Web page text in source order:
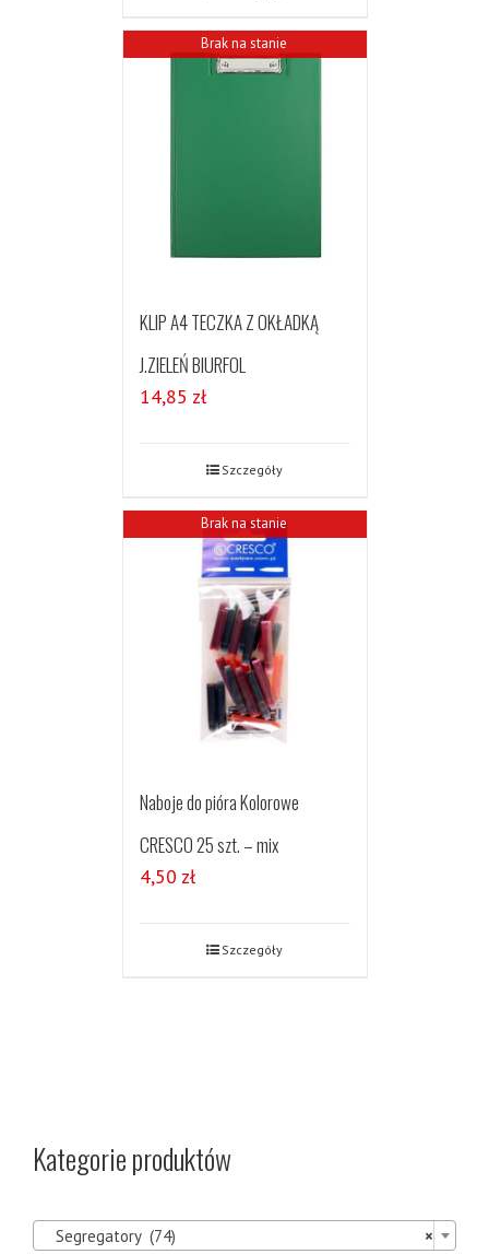
Brak na stanie
KLIP A4 TECZKA Z OKŁADKĄ
J.ZIELEŃ BIURFOL
14,85 zł
Szczegóły
Brak na stanie
Naboje do pióra Kolorowe
CRESCO 25 szt. – mix
4,50 zł
Szczegóły
Kategorie produktów
×
Segregatory (74)